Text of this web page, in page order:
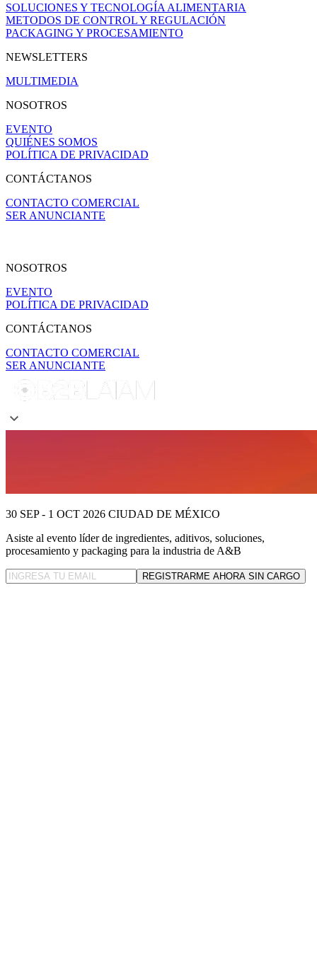
SOLUCIONES Y TECNOLOGÍA ALIMENTARIA
METODOS DE CONTROL Y REGULACIÓN
PACKAGING Y PROCESAMIENTO
NEWSLETTERS
MULTIMEDIA
NOSOTROS
EVENTO
QUIÉNES SOMOS
POLÍTICA DE PRIVACIDAD
CONTÁCTANOS
CONTACTO COMERCIAL
SER ANUNCIANTE
NOSOTROS
EVENTO
POLÍTICA DE PRIVACIDAD
CONTÁCTANOS
CONTACTO COMERCIAL
SER ANUNCIANTE
30 SEP - 1 OCT 2026 CIUDAD DE MÉXICO
Asiste al evento líderde ingredientes, aditivos, soluciones,
procesamiento y packaging para la industria de A&B
REGISTRARME AHORA SIN CARGO